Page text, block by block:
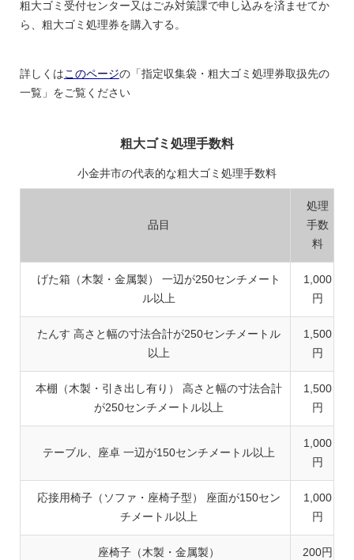
粗大ゴミ受付センター又はごみ対策課で申し込みを済ませてか
ら、粗大ゴミ処理券を購入する。
詳しくはこのページの「指定収集袋・粗大ゴミ処理券取扱先の
一覧」をご覧ください
粗大ゴミ処理手数料
小金井市の代表的な粗大ゴミ処理手数料
品目
処理
手数
料
げた箱（木製・金属製） 一辺が250センチメート
ル以上
1,000
円
たんす 高さと幅の寸法合計が250センチメートル
以上
1,500
円
本棚（木製・引き出し有り） 高さと幅の寸法合計
が250センチメートル以上
1,500
円
テーブル、座卓 一辺が150センチメートル以上
1,000
円
応接用椅子（ソファ・座椅子型） 座面が150セン
チメートル以上
1,000
円
座椅子（木製・金属製） 200円